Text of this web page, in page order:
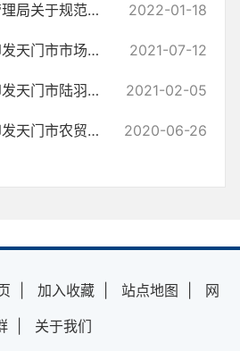
天门市市场监督管理局关于规范性文件更新情况的说明 2022-01-18
市人民政府关于印发天门市市场主体住所（经营场所）登记信息申报承诺制... 2021-07-12
市人民政府关于印发天门市陆羽质量奖管理规定的通知 2021-02-05
市人民政府关于印发天门市农贸市场管理办法的通知 2020-06-26
加入收藏 站点地图
网
关于我们